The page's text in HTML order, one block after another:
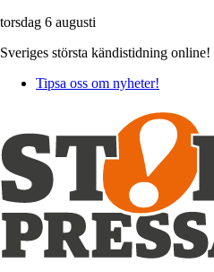
torsdag 6 augusti
Sveriges största kändistidning online!
Tipsa oss om nyheter!